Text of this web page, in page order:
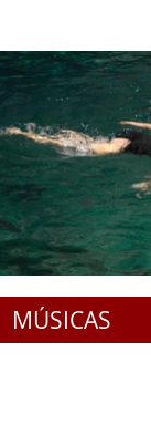
MÚSICAS